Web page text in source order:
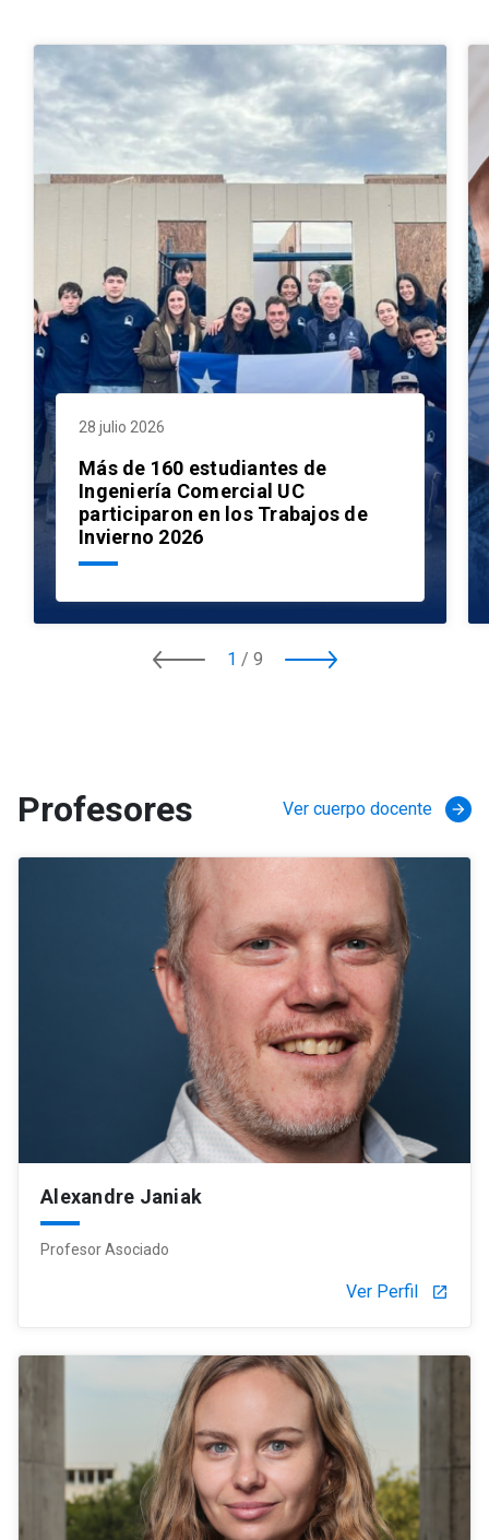
28 julio 2026
Más de 160 estudiantes de
Ingeniería Comercial UC
participaron en los Trabajos de
Invierno 2026
1 / 9
Profesores Ver cuerpo docente arrow_forward
Alexandre Janiak
Profesor Asociado
Ver Perfil launch